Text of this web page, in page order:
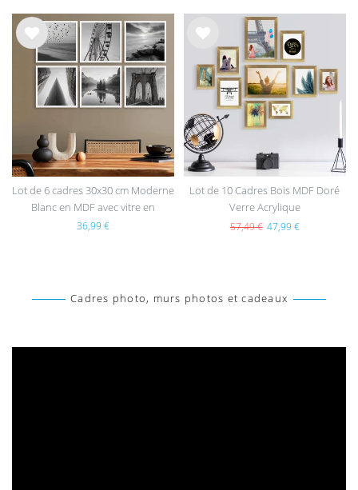
List
e de
sou
hait
Lot de 6 cadres 30x30 cm Moderne
Blanc en MDF avec vitre en
acrylique
36,99 €
e de
sou
hait
Lot de 10 Cadres Bois MDF Doré
Verre Acrylique
57,49 € 47,99 €
Cadres photo, murs photos et cadeaux